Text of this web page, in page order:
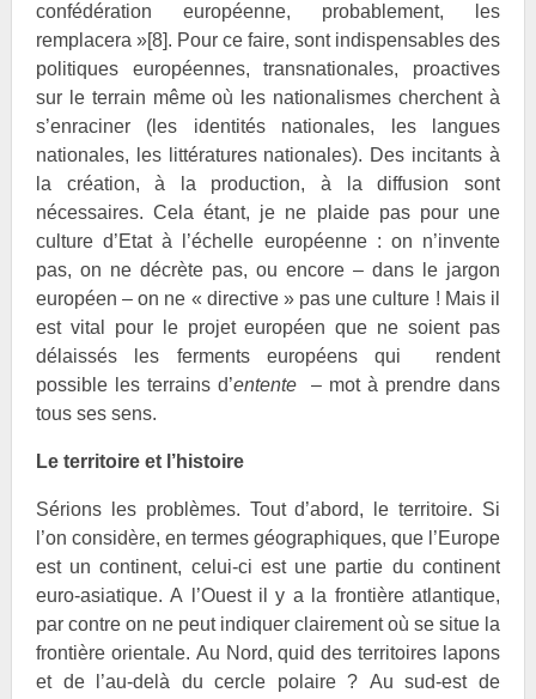
confédération européenne, probablement, les
remplacera »[8]. Pour ce faire, sont indispensables des
politiques européennes, transnationales, proactives
sur le terrain même où les nationalismes cherchent à
s’enraciner (les identités nationales, les langues
nationales, les littératures nationales). Des incitants à
la création, à la production, à la diffusion sont
nécessaires. Cela étant, je ne plaide pas pour une
culture d’Etat à l’échelle européenne : on n’invente
pas, on ne décrète pas, ou encore – dans le jargon
européen – on ne « directive » pas une culture ! Mais il
est vital pour le projet européen que ne soient pas
délaissés les ferments européens qui rendent
possible les terrains d’entente– mot à prendre dans
tous ses sens.
Le territoire et l’histoire
Sérions les problèmes. Tout d’abord, le territoire. Si
l’on considère, en termes géographiques, que l’Europe
est un continent, celui-ci est une partie du continent
euro-asiatique. A l’Ouest il y a la frontière atlantique,
par contre on ne peut indiquer clairement où se situe la
frontière orientale. Au Nord, quid des territoires lapons
et de l’au-delà du cercle polaire ? Au sud-est de